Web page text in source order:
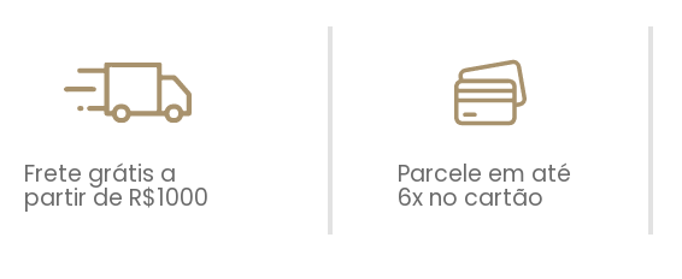
Frete grátis a
partir de R$1000
Parcele em até
6x no cartão